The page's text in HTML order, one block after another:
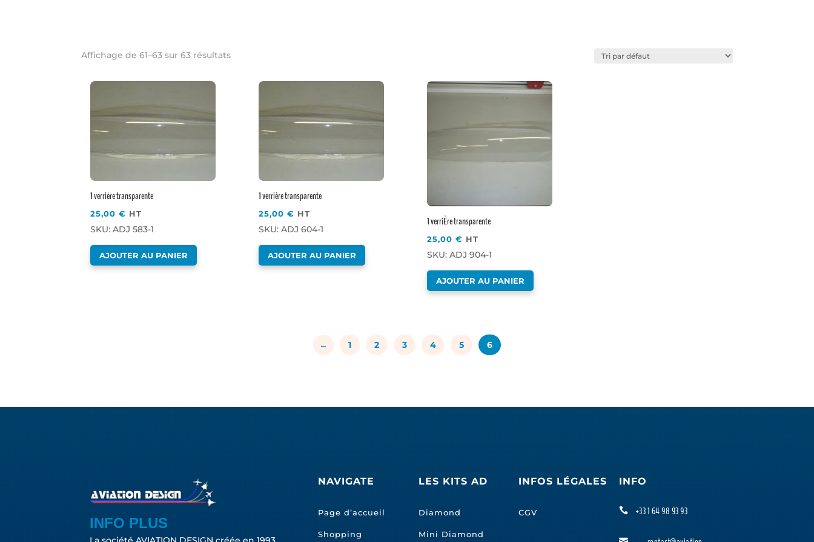
Affichage de 61–63 sur 63 résultats
1 verrière transparente
25,00€ HT
SKU: ADJ 583-1
AJOUTER AU PANIER
1 verrière transparente
25,00€ HT
SKU: ADJ 604-1
AJOUTER AU PANIER
1 verriÈre transparente
25,00€ HT
SKU: ADJ 904-1
AJOUTER AU PANIER
← 1 2 3 4 5 6
INFO PLUS
NAVIGATE
Page d’accueil
Shopping
LES KITS AD
Diamond
Mini Diamond
INFOS LÉGALES
CGV
INFO
 +33 1 64 98 93 93